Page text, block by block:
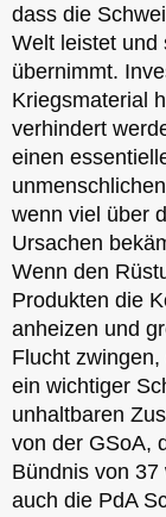
dass die
Welt leistet und
übernimmt.
Kriegsmaterial
verhindert
einen
wenn viel über
Ursachen
Wenn den
Produkten die
anheizen und
Flucht
ein wichtiger
unhaltbaren
von der GSoA,
Bündnis von
auch die PdA